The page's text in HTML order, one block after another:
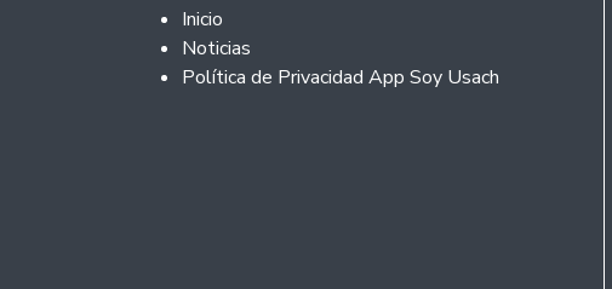
Footer 2
Inicio
Noticias
Política de Privacidad App Soy Usach